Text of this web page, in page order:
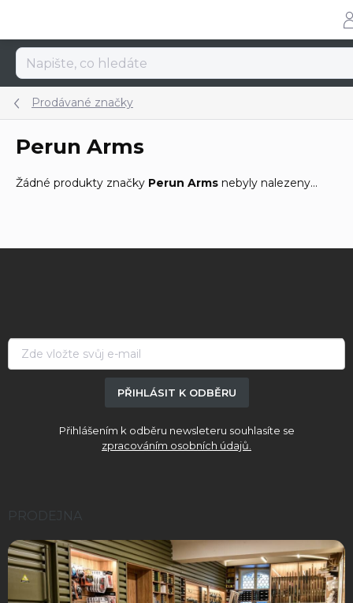
obsah
Prodávané značky
Perun Arms
Žádné produkty značky Perun Arms nebyly nalezeny...
PŘIHLÁSIT K ODBĚRU
Přihlášením k odběru newsleteru souhlasíte se
zpracováním osobních údajů.
PRODEJNA